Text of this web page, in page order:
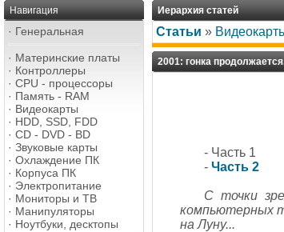
Навигация
· Генеральная
· Материнские платы
· Контроллеры
· CPU - процессоры
· Память - RAM
· Видеокарты
· HDD, SSD, FDD
· CD - DVD - BD
· Звуковые карты
· Охлаждение ПК
· Корпуса ПК
· Электропитание
· Мониторы и ТВ
· Манипуляторы
· Ноутбуки, десктопы
Иерархия статей
Статьи »
2001: гонка
- Часть 1
- Часть 2
С точки
компьютерных
на Луну...